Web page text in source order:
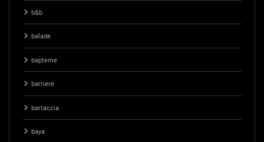
b&b
balade
bapteme
barriere
bartaccia
baya